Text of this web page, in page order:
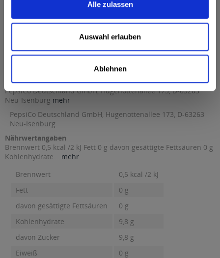
Alle zulassen
Auswahl erlauben
Ablehnen
Aspartam und Acesulfam-K, Säuerungsmittel Phosphorsäure
Aroma Koffein, Aroma.
Anmerkung: Sofern Allergene vorhanden sind, sind diese
mittels Großbuchstaben besonders hervorgehoben
Hersteller
PepsiCo Deutschland GmbH, Hugenottenallee 173, D-63263
Neu-Isenburg mehr
PepsiCo Deutschland GmbH, Hugenottenallee 173, D-63263
Neu-Isenburg
Nährwertangaben
Brennwert 0,5 kcal /2 kJ Fett 0 g davon gesättigte Fettsäuren 0 g
Kohlenhydrate... mehr
Brennwert
0,5 kcal /2 kJ
Fett
0 g
davon gesättigte Fettsäuren
0 g
Kohlenhydrate
9,8 g
davon Zucker
9,8 g
Eiweiß
0 g